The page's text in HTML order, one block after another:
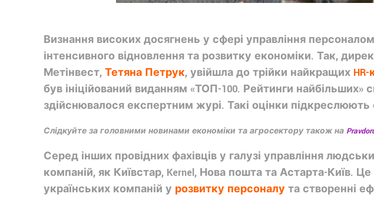
Визнання високих досягнень у сфері управління
інтенсивного відновлення та розвитку економіки. Так,
Метінвест,Тетяна Петрук, увійшла до трійки найкращих
був ініційований виданням «ТОП-100. Рейтинги найбільших»
здійснювалося експертним журі. Такі оцінки підкреслюють
Слідкуйте за головними новинами економіки та агросектору також на
Серед інших провідних фахівців у галузі управління
компаній, як Київстар, Kernel, Нова пошта та Астарта-Київ.
українських компаній у розвитку персоналу та створенні